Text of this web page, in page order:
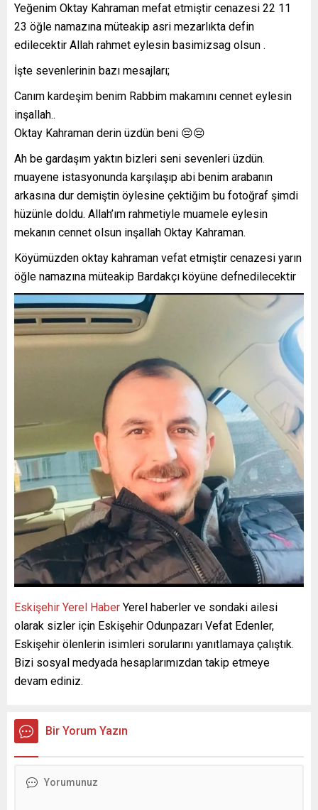
Yeğenim Oktay Kahraman mefat etmiştir cenazesi 22 11
23 öğle namazına müteakip asri mezarlıkta defin
edilecektir Allah rahmet eylesin basimizsag olsun .
İşte sevenlerinin bazı mesajları;
Canım kardeşim benim Rabbim makamını cennet eylesin
inşallah..
Oktay Kahraman derin üzdün beni 😔😔
Ah be gardaşım yaktın bizleri seni sevenleri üzdün.
muayene istasyonunda karşılaşıp abi benim arabanın
arkasına dur demiştin öylesine çektiğim bu fotoğraf şimdi
hüzünle doldu. Allah’ım rahmetiyle muamele eylesin
mekanın cennet olsun inşallah Oktay Kahraman.
Köyümüzden oktay kahraman vefat etmiştir cenazesi yarın
öğle namazına müteakip Bardakçı köyüne defnedilecektir
Eskişehir Yerel Haber Yerel haberler ve sondaki ailesi
olarak sizler için Eskişehir Odunpazarı Vefat Edenler,
Eskişehir ölenlerin isimleri sorularını yanıtlamaya çalıştık.
Bizi sosyal medyada hesaplarımızdan takip etmeye
devam ediniz.
Bir Yorum Yazın